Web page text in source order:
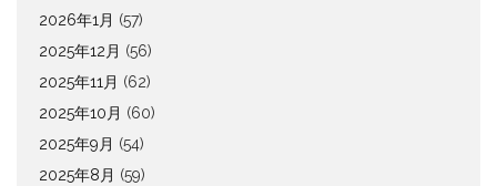
2026年1月 (57)
2025年12月 (56)
2025年11月 (62)
2025年10月 (60)
2025年9月 (54)
2025年8月 (59)